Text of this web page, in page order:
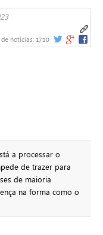
notícias:1710
a processar o
de trazer para
de maioria
na forma como o